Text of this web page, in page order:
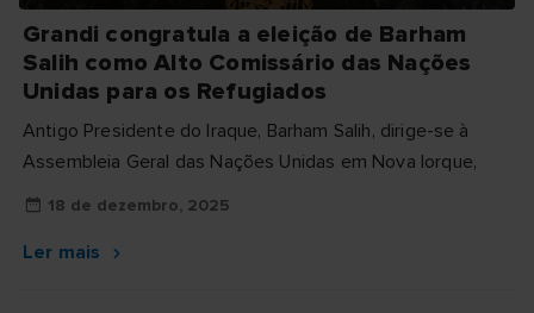
Grandi congratula a eleição de Barham
Salih como Alto Comissário das Nações
Unidas para os Refugiados
Antigo Presidente do Iraque, Barham Salih, dirige-se à
Assembleia Geral das Nações Unidas em Nova Iorque,
18 de dezembro, 2025
Ler mais